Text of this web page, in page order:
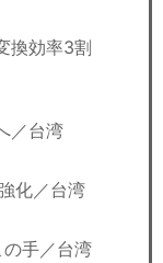
換効率3割
／台湾
化／台湾
手／台湾